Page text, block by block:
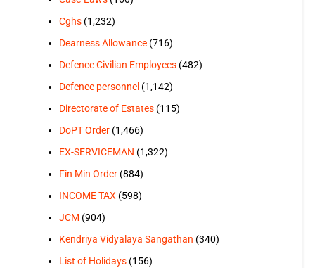
Cghs(1,232)
Dearness Allowance(716)
Defence Civilian Employees(482)
Defence personnel (1,142)
Directorate of Estates(115)
DoPT Order(1,466)
EX-SERVICEMAN (1,322)
Fin Min Order(884)
INCOME TAX(598)
JCM (904)
Kendriya Vidyalaya Sangathan (340)
List of Holidays(156)